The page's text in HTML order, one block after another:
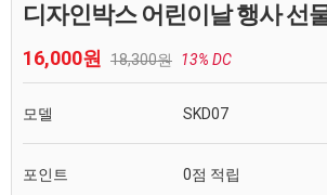
디자인박스 어린이날 행사 선
16,000원 18,300원 13% DC
모델 SKD07
포인트
0점 적립